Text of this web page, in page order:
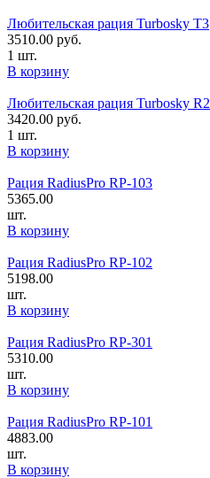
Любительская рация Turbosky T3
3510.00 руб.
1 шт.
В корзину
Любительская рация Turbosky R2
3420.00 руб.
1 шт.
В корзину
Рация RadiusPro RP-103
5365.00
шт.
В корзину
Рация RadiusPro RP-102
5198.00
шт.
В корзину
Рация RadiusPro RP-301
5310.00
шт.
В корзину
Рация RadiusPro RP-101
4883.00
шт.
В корзину